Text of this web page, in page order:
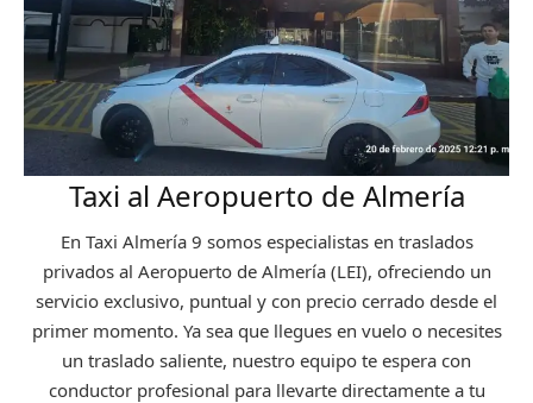
Taxi al Aeropuerto de Almería
En Taxi Almería 9 somos especialistas en traslados
privados al Aeropuerto de Almería (LEI), ofreciendo un
servicio exclusivo, puntual y con precio cerrado desde el
primer momento. Ya sea que llegues en vuelo o necesites
un traslado saliente, nuestro equipo te espera con
conductor profesional para llevarte directamente a tu